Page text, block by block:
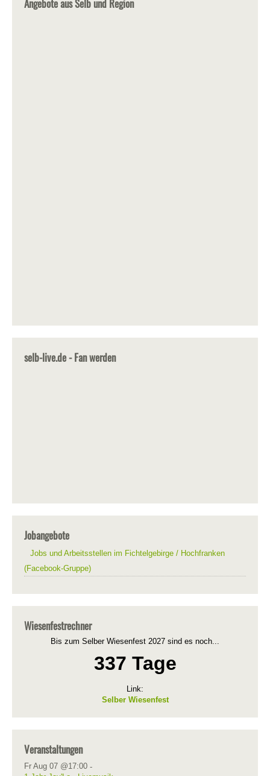
Angebote aus Selb und Region
selb-live.de - Fan werden
Jobangebote
Jobs und Arbeitsstellen im Fichtelgebirge / Hochfranken
(Facebook-Gruppe)
Wiesenfestrechner
Bis zum Selber Wiesenfest 2027 sind es noch...
337 Tage
Link:
Selber Wiesenfest
Veranstaltungen
Fr Aug 07 @17:00 -